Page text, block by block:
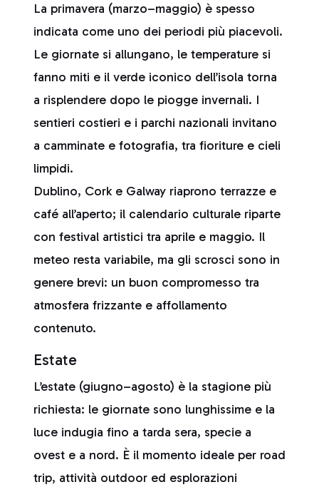
La primavera (marzo–maggio) è spesso
indicata come uno dei periodi più piacevoli.
Le giornate si allungano, le temperature si
fanno miti e il verde iconico dell’isola torna
a risplendere dopo le piogge invernali. I
sentieri costieri e i parchi nazionali invitano
a camminate e fotografia, tra fioriture e cieli
limpidi.
Dublino, Cork e Galway riaprono terrazze e
café all’aperto; il calendario culturale riparte
con festival artistici tra aprile e maggio. Il
meteo resta variabile, ma gli scrosci sono in
genere brevi: un buon compromesso tra
atmosfera frizzante e affollamento
contenuto.
Estate
L’estate (giugno–agosto) è la stagione più
richiesta: le giornate sono lunghissime e la
luce indugia fino a tarda sera, specie a
ovest e a nord. È il momento ideale per road
trip, attività outdoor ed esplorazioni